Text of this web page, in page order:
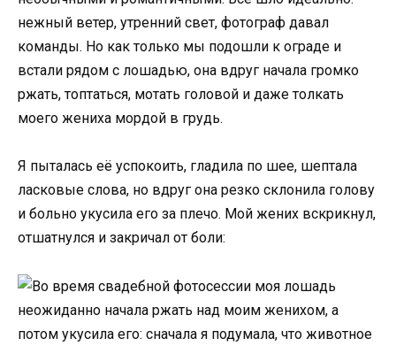
нежный ветер, утренний свет, фотограф давал
команды. Но как только мы подошли к ограде и
встали рядом с лошадью, она вдруг начала громко
ржать, топтаться, мотать головой и даже толкать
моего жениха мордой в грудь.
Я пыталась её успокоить, гладила по шее, шептала
ласковые слова, но вдруг она резко склонила голову
и больно укусила его за плечо. Мой жених вскрикнул,
отшатнулся и закричал от боли: